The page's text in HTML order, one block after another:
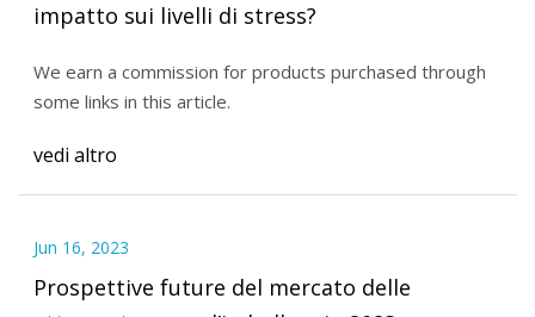
impatto sui livelli di stress?
We earn a commission for products purchased through
some links in this article.
vedi altro
Jun 16, 2023
Prospettive future del mercato delle